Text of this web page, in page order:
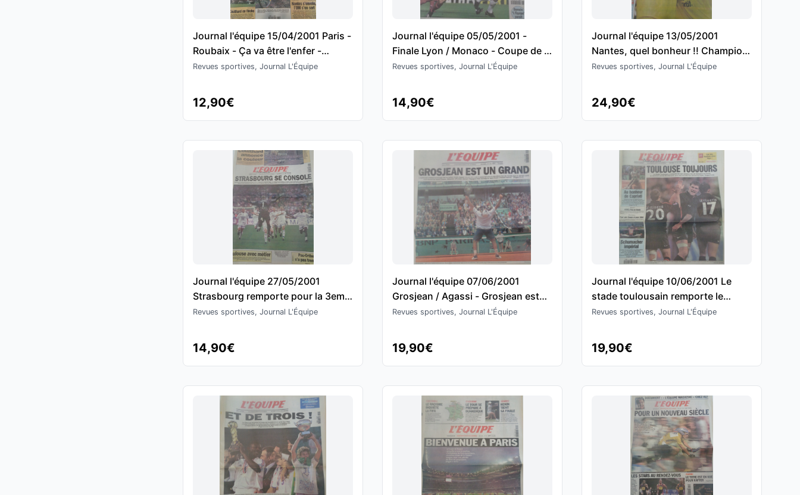
Journal l'équipe 15/04/2001 Paris -
Roubaix - Ça va être l'enfer -
cyclisme
Revues sportives, Journal L'Équipe
12,90€
Journal l'équipe 05/05/2001 -
Finale Lyon / Monaco - Coupe de la
Ligue - Football
Revues sportives, Journal L'Équipe
14,90€
Journal l'équipe 13/05/2001
Nantes, quel bonheur !! Champion
de France - Football
Revues sportives, Journal L'Équipe
24,90€
Journal l'équipe 27/05/2001
Strasbourg remporte pour la 3eme
fois la Coupe de France - Football
Revues sportives, Journal L'Équipe
14,90€
Journal l'équipe 07/06/2001
Grosjean / Agassi - Grosjean est
un grand - Roland Garros - Tennis
Revues sportives, Journal L'Équipe
19,90€
Journal l'équipe 10/06/2001 Le
stade toulousain remporte le
championnat de France - Rugby
Revues sportives, Journal L'Équipe
19,90€